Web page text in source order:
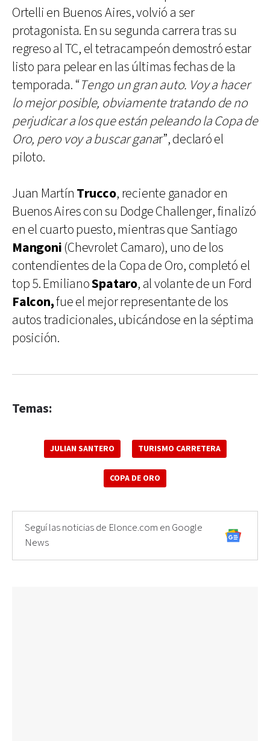
Ortelli en Buenos Aires, volvió a ser
protagonista. En su segunda carrera tras su
regreso al TC, el tetracampeón demostró estar
listo para pelear en las últimas fechas de la
temporada. “Tengo un gran auto. Voy a hacer
lo mejor posible, obviamente tratando de no
perjudicar a los que están peleando la Copa de
Oro, pero voy a buscar ganar”, declaró el
piloto.
Juan Martín Trucco, reciente ganador en
Buenos Aires con su Dodge Challenger, finalizó
en el cuarto puesto, mientras que Santiago
Mangoni (Chevrolet Camaro), uno de los
contendientes de la Copa de Oro, completó el
top 5. EmilianoSpataro, al volante de un Ford
Falcon,fue el mejor representante de los
autos tradicionales, ubicándose en la séptima
posición.
Temas:
JULIAN SANTERO TURISMO CARRETERA
COPA DE ORO
Seguí las noticias de Elonce.com en Google
News